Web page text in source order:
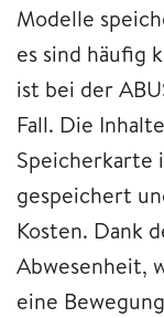
Modelle
es sind häufig
ist bei der
Fall. Die
Speicherkarte
gespeichert
Kosten. Dank
Abwesenheit,
eine